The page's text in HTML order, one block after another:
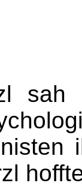
sah